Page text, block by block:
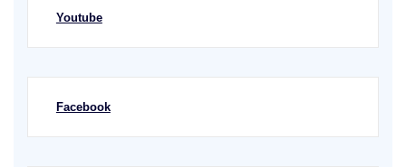
Youtube
Facebook